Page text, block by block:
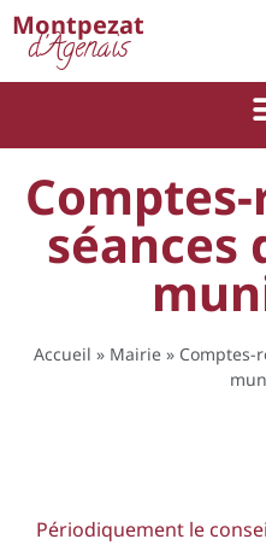
Montpezat
d'Agenais
séances
Accueil » Mairie » Comptes-
Périodiquement le
Cookies management panel